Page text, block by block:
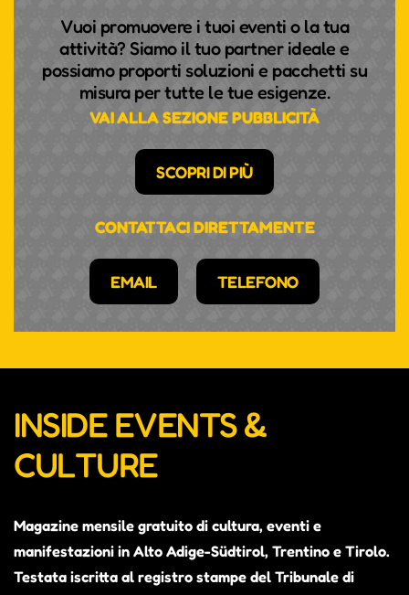
Vuoi promuovere i tuoi eventi o la tua
attività? Siamo il tuo partner ideale e
possiamo proporti soluzioni e pacchetti su
misura per tutte le tue esigenze.
VAI ALLA SEZIONE PUBBLICITÀ
SCOPRI DI PIÙ
CONTATTACI DIRETTAMENTE
EMAIL TELEFONO
INSIDE EVENTS &
CULTURE
Magazine mensile gratuito di cultura, eventi e
manifestazioni in Alto Adige-Südtirol, Trentino e Tirolo.
Testata iscritta al registro stampe del Tribunale di